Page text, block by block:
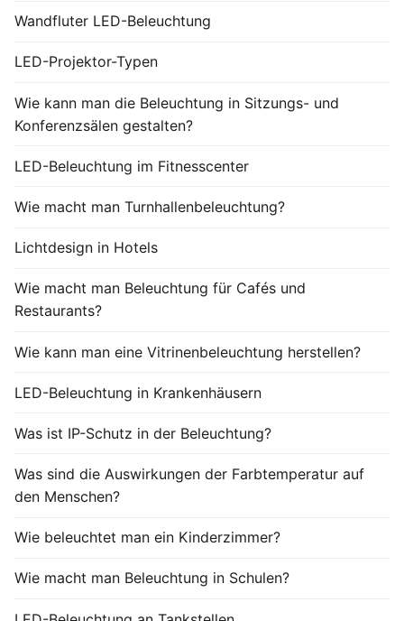
Wandfluter LED-Beleuchtung
LED-Projektor-Typen
Wie kann man die Beleuchtung in Sitzungs- und
Konferenzsälen gestalten?
LED-Beleuchtung im Fitnesscenter
Wie macht man Turnhallenbeleuchtung?
Lichtdesign in Hotels
Wie macht man Beleuchtung für Cafés und
Restaurants?
Wie kann man eine Vitrinenbeleuchtung herstellen?
LED-Beleuchtung in Krankenhäusern
Was ist IP-Schutz in der Beleuchtung?
Was sind die Auswirkungen der Farbtemperatur auf
den Menschen?
Wie beleuchtet man ein Kinderzimmer?
Wie macht man Beleuchtung in Schulen?